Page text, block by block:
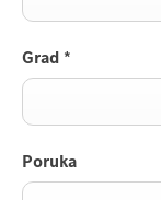
Grad *
Poruka